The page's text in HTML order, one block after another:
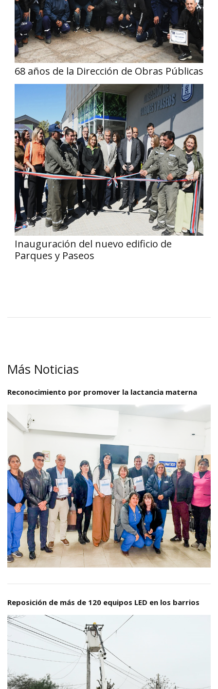
68 años de la Dirección de Obras Públicas
Inauguración del nuevo edificio de
Parques y Paseos
Más Noticias
Reconocimiento por promover la lactancia materna
Reposición de más de 120 equipos LED en los barrios